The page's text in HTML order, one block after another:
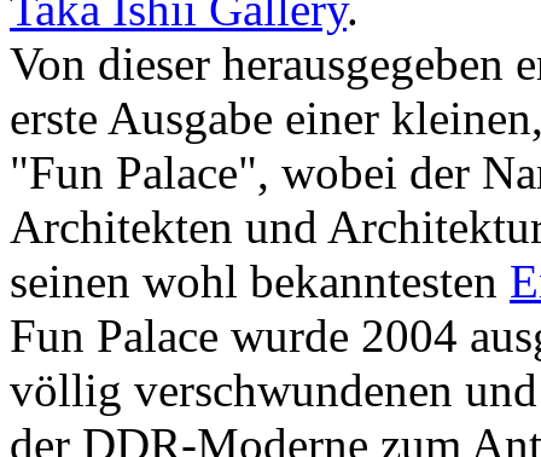
Von dieser herausgegeben
erste Ausgabe einer
"Fun Palace", wobei der
Architekten und
seinen wohl bekanntesten
Fun Palace wurde 2004
völlig verschwundenen
der DDR-Moderne zum